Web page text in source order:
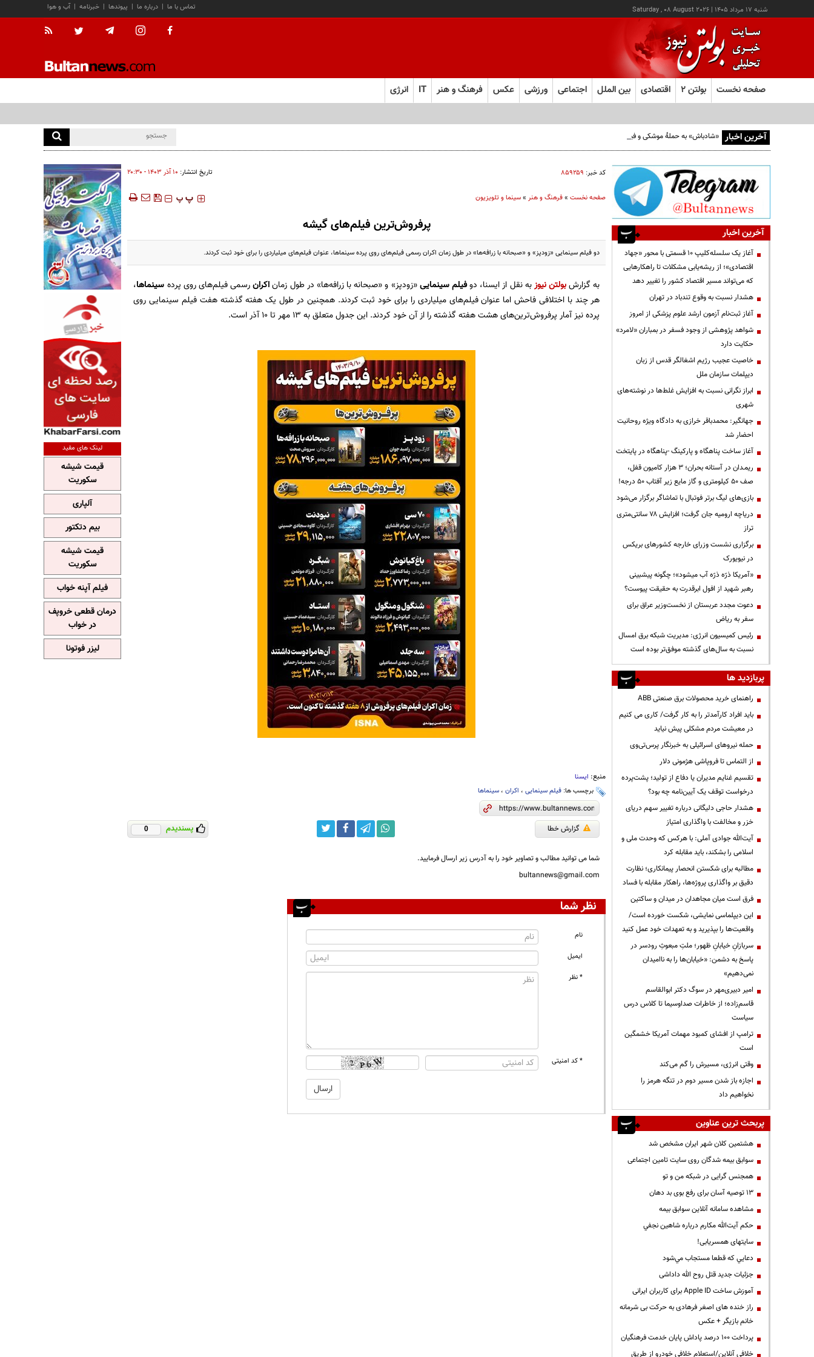
شنبه ۱۷ مرداد ۱۴۰۵ |
Saturday , 08 August 2026 آب و هوا | خبرنامه | پیوندها | درباره ما | تماس با ما
صفحه نخست بولتن ۲ اقتصادی بین الملل اجتماعی ورزشی عکس فرهنگ و هنر IT انرژی
آخرین اخبار «شادباش» به حملۀ موشکی و فیلمی بدون حجاب؛ روایت تناقض‌های محسن قرایی
کد خبر: ۸۵۹۲۵۹ تاریخ انتشار: ۱۰ آذر ۱۴۰۳ - ۲۰:۳۰
صفحه نخست»فرهنگ و هنر»سینما و تلویزیون ‍‍‍ پ پ
پرفروش‌ترین فیلم‌های گیشه
دو فیلم سینمایی «زودپز» و «صبحانه با زرافه‌ها» در طول زمان اکران رسمی فیلم‌های روی پرده سینماها، عنوان فیلم‌های میلیاردی را برای خود ثبت کردند.
به گزارشبولتن نیوزبه نقل از ایسنا، دوفیلم سینمایی«زودپز» و «صبحانه با زرافه‌ها» در طول زماناکرانرسمی فیلم‌های روی پرده سینماها،
هر چند با اختلافی فاحش اما عنوان فیلم‌های میلیاردی را برای خود ثبت کردند. همچنین در طول یک هفته گذشته هفت فیلم سینمایی روی
پرده نیز آمار پرفروش‌ترین‌های هشت هفته گذشته را از آن خود کردند. این جدول متعلق به ۱۳ مهر تا ۱۰ آذر است.
منبع: ایسنا
برچسب ها: فیلم سینمایی، اکران، سینماها
گزارش خطا پسندیدم 0
شما می توانید مطالب و تصاویر خود را به آدرس زیر ارسال فرمایید.
bultannews@gmail.com
نظر شما
نام
ایمیل
* نظر
* کد امنیتی
آخرین اخبار
آغاز یک سلسله‌کلیپ ۱۰ قسمتی با محور «جهاد
اقتصادی»؛ از ریشه‌یابی مشکلات تا راهکارهایی
که می‌تواند مسیر اقتصاد کشور را تغییر دهد
هشدار نسبت به وقوع تندباد در تهران
آغاز ثبت‌نام آزمون ارشد علوم پزشکی از امروز
شواهد پژوهشی از وجود فسفر در بمباران «لامرد»
حکایت دارد
خاصیت عجیب رژیم اشغالگر قدس از زبان
دیپلمات سازمان ملل
ابراز نگرانی نسبت به افزایش غلط‌ها در نوشته‌های
شهری
جهانگیر: محمدباقر خرازی به دادگاه ویژه روحانیت
احضار شد
آغاز ساخت پناهگاه و پارکینگ -پناهگاه در پایتخت
ریمـدان در آستانه بحران؛ ۳ هزار کامیون قفل،
صف ۵۰ کیلومتری و گاز مایع زیر آفتاب ۵۰ درجه!
بازی‌های لیگ برتر فوتبال با تماشاگر برگزار می‌شود
دریاچه ارومیه جان گرفت؛ افزایش ۷۸ سانتی‌متری
تراز
برگزاری نشست وزرای خارجه کشورهای بریکس
در نیویورک
«آمریکا ذرّه ذرّه آب میشود»؛ چگونه پیشبینی
رهبر شهید از افول ابرقدرت به حقیقت پیوست؟
دعوت مجدد عربستان از نخست‌وزیر عراق برای
سفر به ریاض
رئیس کمیسیون انرژی: مدیریت شبکه برق امسال
نسبت به سال‌های گذشته موفق‌تر بوده است
پربازدید ها
راهنمای خرید محصولات برق صنعتی ABB
باید افراد کارآمدتر را به کار گرفت/ کاری می کنیم
در معیشت مردم مشکلی پیش نیاید
حمله نیروهای اسرائیلی به خبرنگار پرس‌تی‌وی
از التماس تا فروپاشی هژمونی دلار
تقسیم غنایم مدیران یا دفاع از تولید؛ پشت‌پرده
درخواست توقف یک آیین‌نامه چه بود؟
هشدار حاجی دلیگانی درباره تغییر سهم دریای
خزر و مخالفت با واگذاری امتیاز
آیت‌الله جوادی آملی: با هرکس که وحدت ملی و
اسلامی را بشکند، باید مقابله کرد
مطالبه برای شکستن انحصار پیمانکاری؛ نظارت
دقیق بر واگذاری پروژه‌ها، راهکار مقابله با فساد
فرق است میان مجاهدان در میدان و ساکتین
این دیپلماسی نمایشی، شکست خورده است/
واقعیت‌ها را بپذیرید و به تعهدات خود عمل کنید
سربازانِ خیابانِ ظهور؛ ملتِ مبعوثِ رودسر در
پاسخ به دشمن: «خیابان‌ها را به ناامیدان
نمی‌دهیم»
امیر دبیری‌مهر در سوگ دکتر ابوالقاسم
قاسم‌زاده؛ از خاطرات صداوسیما تا کلاس درس
سیاست
ترامپ از افشای کمبود مهمات آمریکا خشمگین
است
وقتی انرژی، مسیرش را گم می‌کند
اجازه باز شدن مسیر دوم در تنگه هرمز را
نخواهیم داد
پربحث ترین عناوین
هشتمین کلان شهر ایران مشخص شد
سوابق بیمه شدگان روی سایت تامین اجتماعی
همجنس گرایی در شبکه من و تو
13 توصیه آسان برای رفع بوی بد دهان
مشاهده سامانه آنلاين سوابق بیمه
حكم آيت‌الله مكارم درباره شاهين نجفي
سایتهای همسریابی!
دعايي كه قطعا مستجاب مي‌شود
جزئیات جدید قتل روح الله داداشی
آموزش ساخت Apple ID برای کاربران ایرانی
راز خنده های اصغر فرهادی به حرکت بی شرمانه
خانم بازیگر + عکس
پرداخت ۱۰۰ درصد پاداش پایان خدمت فرهنگیان
خلافی آنلاین/استعلام خلافی خودرو از طریق
لینک های مفید
قیمت شیشه
سکوریت
آلپاری
بیم دتکتور
قیمت شیشه
سکوریت
فیلم آپنه خواب
درمان قطعی خروپف
در خواب
لیزر فوتونا